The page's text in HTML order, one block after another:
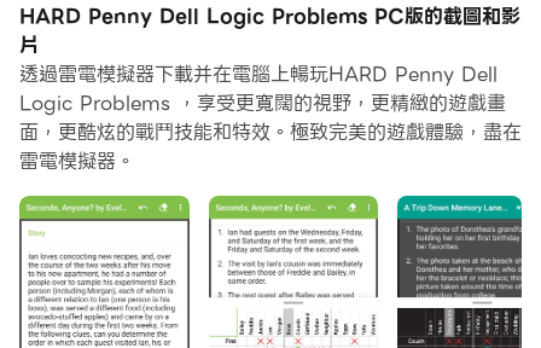
在電腦上運行HARD Penny Dell Logic Problems，您可
以在大螢幕上清晰地瀏覽, 而用滑鼠和鍵盤操控應用程式比
用觸摸屏鍵盤要快得多，同時你將永遠不必擔心設備的電量
問題。
通過多開和同步功能，你甚至可以在PC上運行多個應用程
式和帳戶。
而文件互傳功能讓分享圖像、影片和文件也變得非常容易。
下載HARD Penny Dell Logic Problems並在PC上運
行。享受PC端的大螢幕和高畫質畫質吧!
HARD Penny Dell Logic Problems PC版的截圖和影
片
透過雷電模擬器下載并在電腦上暢玩HARD Penny Dell
Logic Problems ，享受更寬闊的視野，更精緻的遊戲畫
面，更酷炫的戰鬥技能和特效。極致完美的遊戲體驗，盡在
雷電模擬器。